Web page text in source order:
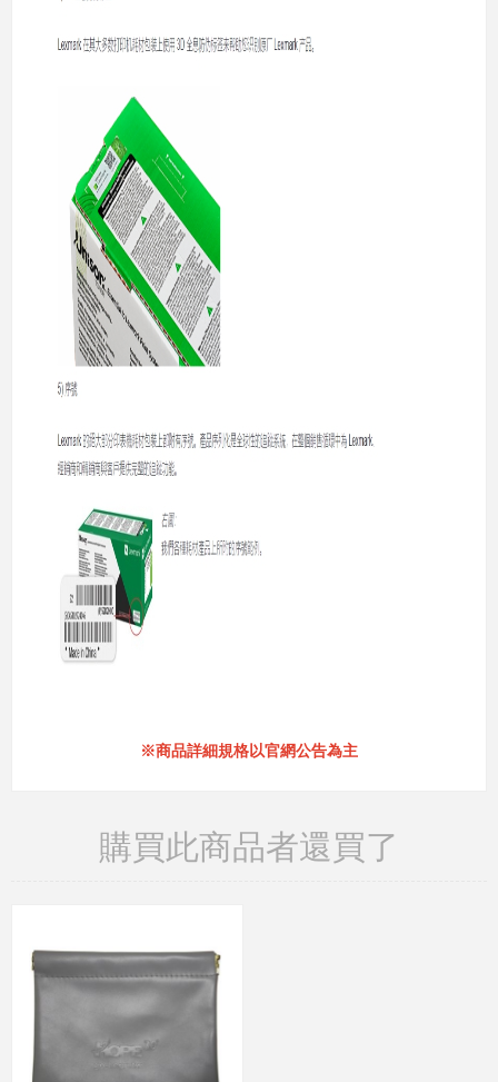
※商品詳細規格以官網公告為主
購買此商品者還買了